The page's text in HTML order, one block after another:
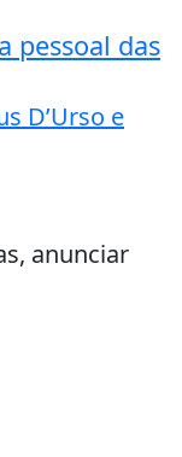
pessoal das
D’Urso e
anunciar